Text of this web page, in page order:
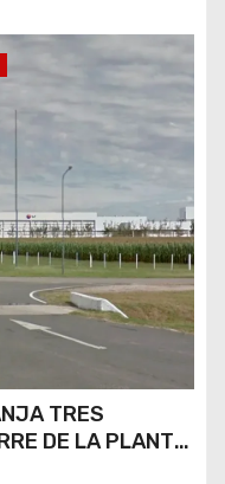
TRES
DE LA PLANTA